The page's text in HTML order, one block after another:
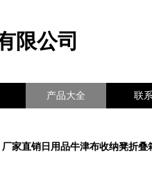
限公司
产品大全 联
厂家直销日用品牛津布收纳凳折